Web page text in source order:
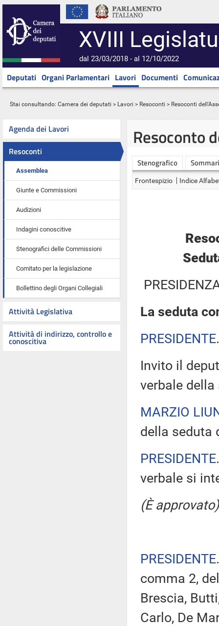
XVIII
dal 23/03/2018 - al 12/10/2022
Deputati Organi Parlamentari Lavori Documenti
Stai consultando: Camera dei deputati > Lavori > Resoconti > Resoconti
Agenda dei Lavori
Resoconti
Assemblea
Giunte e Commissioni
Audizioni
Indagini conoscitive
Stenografici delle Commissioni
Comitato per la legislazione
Bollettino degli Organi Collegiali
Attività Legislativa
Attività di indirizzo, controllo e
conoscitiva
Resoconto
Stenografico
Frontespizio Indice
La seduta
PRESIDENTE
Invito il
verbale della
MARZIO
della seduta
PRESIDENTE
verbale si
(È approvato)
PRESIDENTE
comma 2,
Brescia,
Carlo, De